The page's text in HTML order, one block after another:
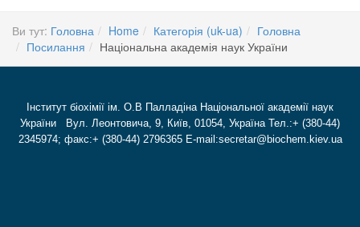
Ви тут: Головна Home Категорія (uk-ua)
Головна
Посилання
Національна академія наук України
Інститут біохімії ім. О.В Палладіна Національної академії наук
України Вул. Леонтовича, 9, Київ, 01054, Україна Тел.:+ (380-44)
2345974; факс:+ (380-44) 2796365 E-mail:secretar@biochem.kiev.ua